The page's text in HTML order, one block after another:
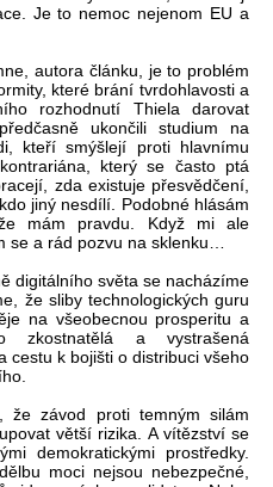
Je to nemoc nejenom EU a
autora článku, je to problém
které brání tvrdohlavosti a
rozhodnutí Thiela darovat
ukončili studium na
kteří smýšlejí proti hlavnímu
který se často ptá
zda existuje přesvědčení,
jiný nesdílí. Podobné hlásám
mám pravdu. Když mi ale
se a rád pozvu na sklenku…
digitálního světa se nacházíme
že sliby technologických guru
na všeobecnou prosperitu a
zkostnatělá a vystrašená
cestu k bojišti o distribuci všeho
že závod proti temným silám
větší rizika. A vítězství se
demokratickými prostředky.
moci nejsou nebezpečné,